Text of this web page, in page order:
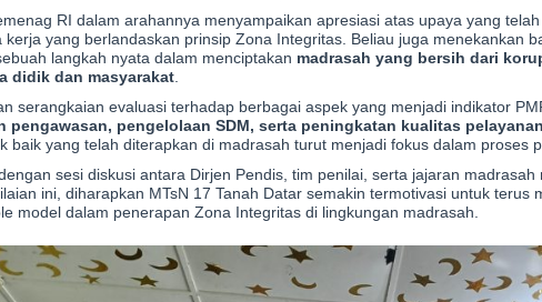
RI dalam arahannya menyampaikan apresiasi atas upaya yang
kerja yang berlandaskan prinsip Zona Integritas. Beliau juga menekankan
langkah nyata dalam menciptakan madrasah yang bersih dari
didik dan masyarakat
serangkaian evaluasi terhadap berbagai aspek yang menjadi indikator
pengawasan, pengelolaan SDM, serta peningkatan kualitas
baik yang telah diterapkan di madrasah turut menjadi fokus dalam proses
sesi diskusi antara Dirjen Pendis, tim penilai, serta jajaran
ini, diharapkan MTsN 17 Tanah Datar semakin termotivasi untuk terus
model dalam penerapan Zona Integritas di lingkungan madrasah.